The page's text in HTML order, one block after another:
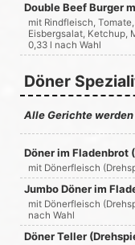
Double Beef Burger
mit Rindfleisch,
Eisbergsalat, Ketchup,
0,33 l nach Wahl
Döner
Alle Gerichte
Döner im Fladenbrot
mit Dönerfleisch
Jumbo Döner im
mit Dönerfleisch
nach Wahl
Döner Teller